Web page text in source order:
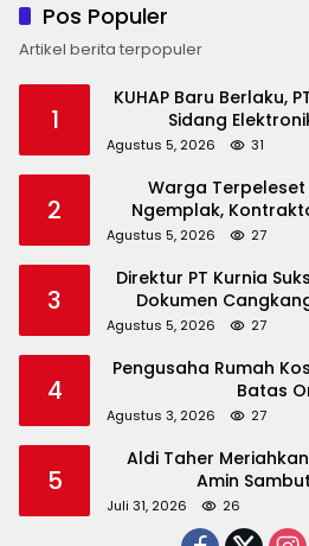
Pos Populer
Artikel berita terpopuler
1
KUHAP Baru Berlaku,
Sidang
Agustus 5, 2026 31
2
Warga Terpeleset
Ngemplak,
Biaya
Agustus 5, 2026 27
3
Direktur PT Kurnia
Dokumen
Agustus 5, 2026 27
4
Pengusaha Rumah
Batas
Agustus 3, 2026 27
5
Aldi Taher
Amin
Juli 31, 2026 26